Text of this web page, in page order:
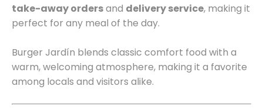
take-away ordersand delivery service, making it
perfect for any meal of the day.
Burger Jardín blends classic comfort food with a
warm, welcoming atmosphere, making it a favorite
among locals and visitors alike.